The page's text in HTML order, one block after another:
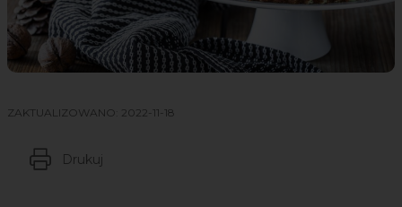
ZAKTUALIZOWANO: 2022-11-18
Drukuj